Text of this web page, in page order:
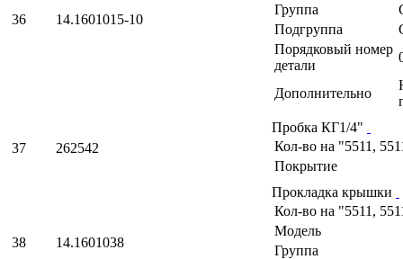
36 14.1601015-10
Группа
Подгруппа
Порядковый номер
детали
Дополнительно
37 262542
Пробка КГ1/4"
Кол-во на "5511,
Покрытие
38 14.1601038
Прокладка крышки
Кол-во на "5511,
Модель
Группа